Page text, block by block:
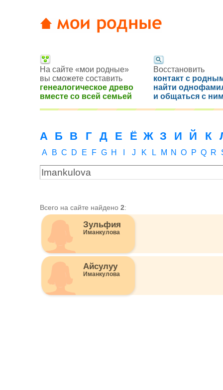
На сайте «мои родные»
вы сможете составить
генеалогическое древо
вместе со всей семьей
Восстановить
контакт с
найти
и общаться с
А Б В Г Д Е Ё Ж З И Й К
A B C D E F G H J K L M N O P Q R
Всего на сайте найдено 2:
Зульфия
Иманкулова
Айсулуу
Иманкулова